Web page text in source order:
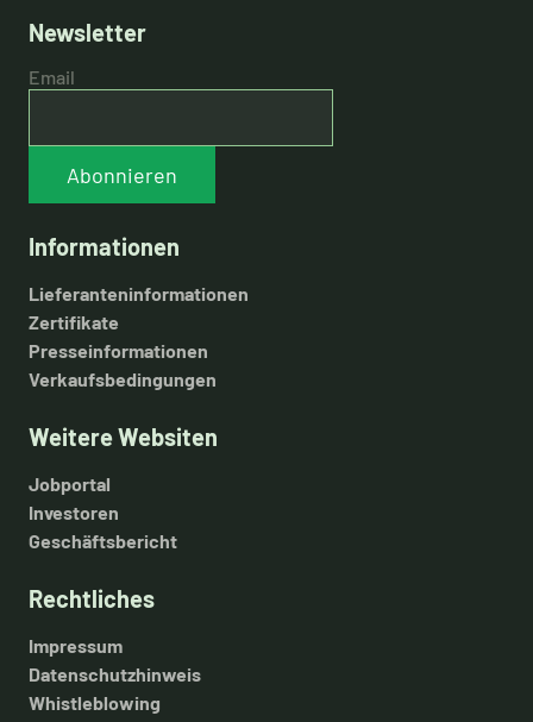
Newsletter
Email
Abonnieren
Informationen
Lieferanteninformationen
Zertifikate
Presseinformationen
Verkaufsbedingungen
Weitere Websiten
Jobportal
Investoren
Geschäftsbericht
Rechtliches
Impressum
Datenschutzhinweis
Whistleblowing